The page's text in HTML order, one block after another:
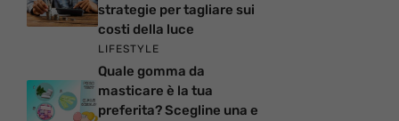
strategie per tagliare sui
costi della luce
LIFESTYLE
Quale gomma da
masticare è la tua
preferita? Scegline una e